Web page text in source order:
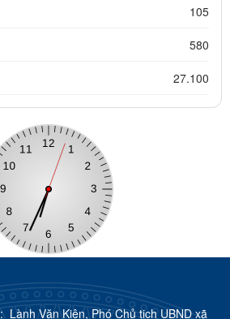
105
580
27.100
Lành Văn Kiên, Phó Chủ tịch UBND xã